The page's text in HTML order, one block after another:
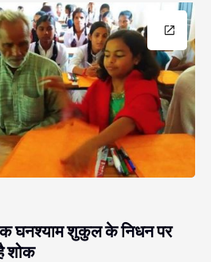
घनश्याम शुकुल के निधन पर
शोक